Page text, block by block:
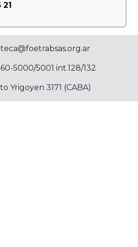
21
5000/5001 int.128/132
Yrigoyen 3171 (CABA)